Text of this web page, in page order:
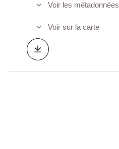
Voir les métadonnées
Voir sur la carte